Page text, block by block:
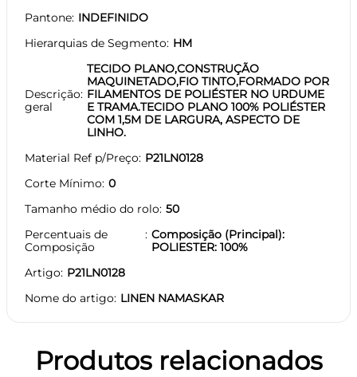
Pantone INDEFINIDO
Hierarquias de Segmento HM
Descrição
geral
TECIDO PLANO,CONSTRUÇÃO
MAQUINETADO,FIO TINTO,FORMADO POR
FILAMENTOS DE POLIÉSTER NO URDUME
E TRAMA.TECIDO PLANO 100% POLIÉSTER
COM 1,5M DE LARGURA, ASPECTO DE
LINHO.
Material Ref p/Preço P21LN0128
Corte Mínimo 0
Tamanho médio do rolo 50
Percentuais de
Composição
Composição (Principal):
POLIESTER: 100%
Artigo P21LN0128
Nome do artigo LINEN NAMASKAR
Produtos relacionados